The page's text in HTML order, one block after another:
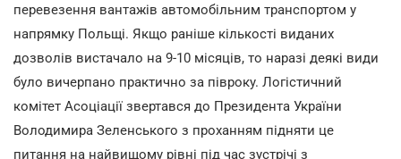
перевезення вантажів автомобільним транспортом у
напрямку Польщі. Якщо раніше кількості виданих
дозволів вистачало на 9-10 місяців, то наразі деякі види
було вичерпано практично за півроку. Логістичний
комітет Асоціації звертався до Президента України
Володимира Зеленського з проханням підняти це
питання на найвищому рівні під час зустрічі з